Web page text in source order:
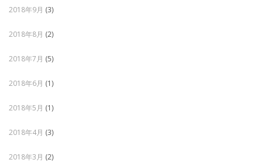
2018年9月 (3)
2018年8月 (2)
2018年7月 (5)
2018年6月 (1)
2018年5月 (1)
2018年4月 (3)
2018年3月 (2)